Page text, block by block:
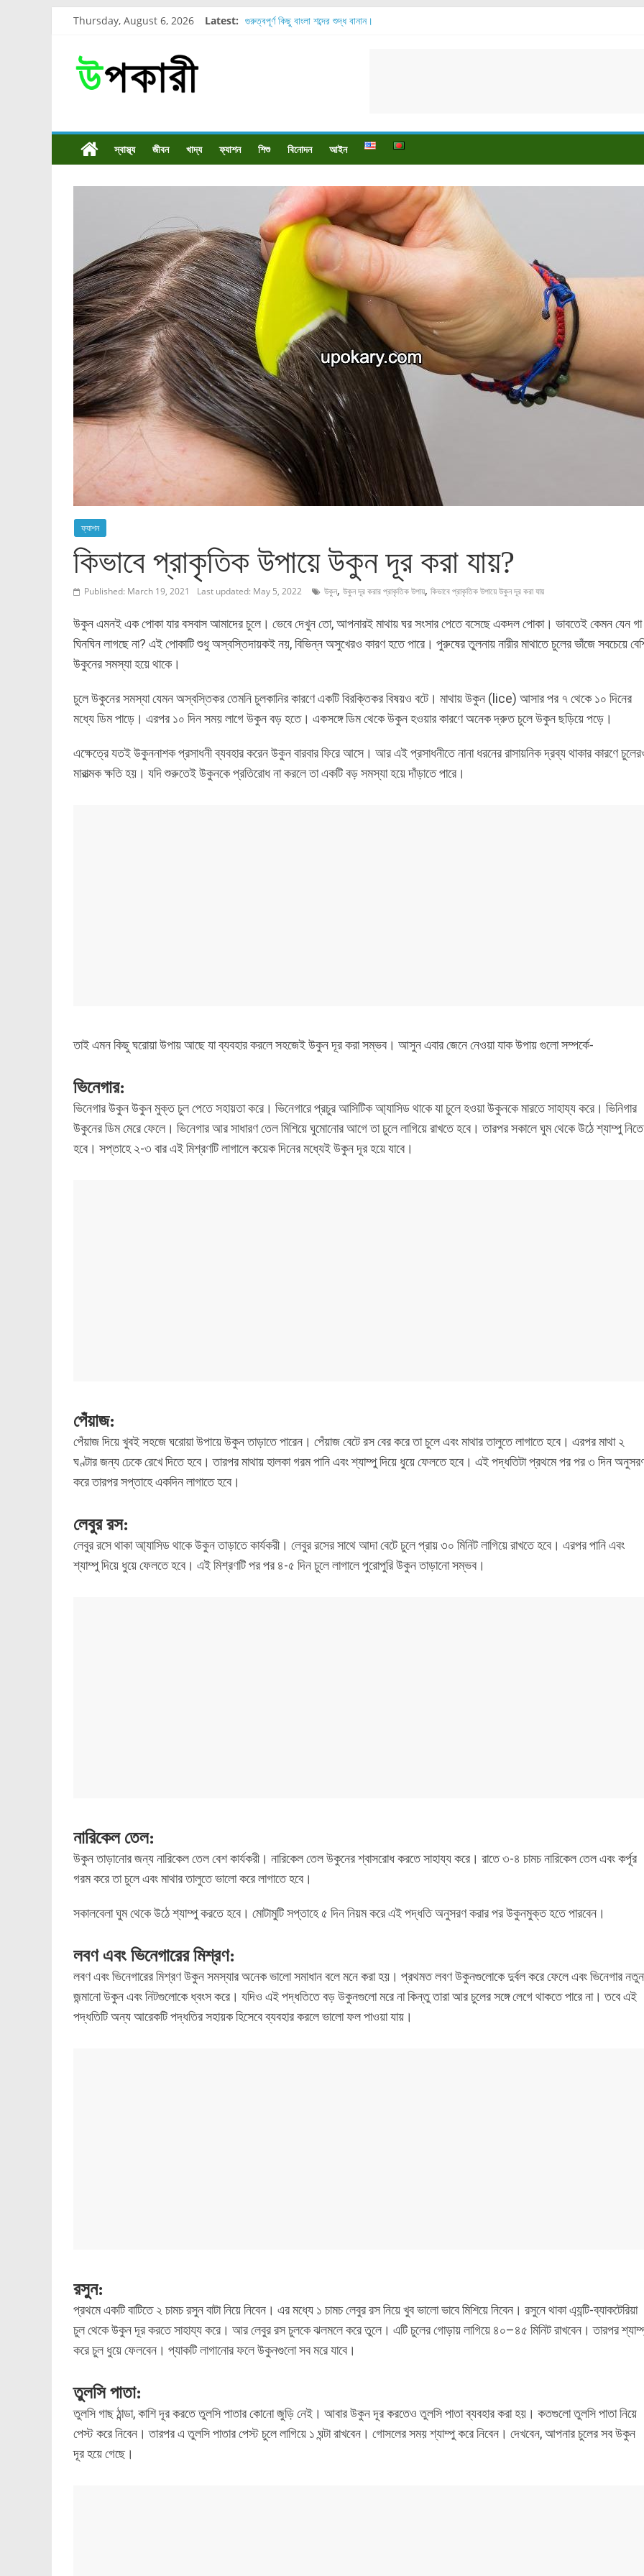
Thursday, August 6, 2026 Latest: গুরুত্বপূর্ণ কিছু বাংলা শব্দের শুদ্ধ বানান।
স্বাস্থ্য জীবন খাদ্য ফ্যাশন শিশু বিনোদন আইন
ফ্যাশন
কিভাবে প্রাকৃতিক উপায়ে উকুন দূর করা যায়?
Published: March 19, 2021 Last updated: May 5, 2022 উকুন, উকুন দূর করার প্রাকৃতিক উপায়, কিভাবে প্রাকৃতিক উপায়ে উকুন দূর করা যায়
উকুন এমনই এক পোকা যার বসবাস আমাদের চুলে। ভেবে দেখুন তো, আপনারই মাথায় ঘর সংসার পেতে বসেছে একদল পোকা। ভাবতেই কেমন যেন গা
ঘিনঘিন লাগছে না? এই পোকাটি শুধু অস্বস্তিদায়কই নয়, বিভিন্ন অসুখেরও কারণ হতে পারে। পুরুষের তুলনায় নারীর মাথাতে চুলের ভাঁজে সবচেয়ে
উকুনের সমস্যা হয়ে থাকে।
চুলে উকুনের সমস্যা যেমন অস্বস্তিকর তেমনি চুলকানির কারণে একটি বিরক্তিকর বিষয়ও বটে। মাথায় উকুন (lice) আসার পর ৭ থেকে ১০ দিনের
মধ্যে ডিম পাড়ে। এরপর ১০ দিন সময় লাগে উকুন বড় হতে। একসঙ্গে ডিম থেকে উকুন হওয়ার কারণে অনেক দ্রুত চুলে উকুন ছড়িয়ে পড়ে।
এক্ষেত্রে যতই উকুননাশক প্রসাধনী ব্যবহার করেন উকুন বারবার ফিরে আসে। আর এই প্রসাধনীতে নানা ধরনের রাসায়নিক দ্রব্য থাকার কারণে
মারাত্মক ক্ষতি হয়। যদি শুরুতেই উকুনকে প্রতিরোধ না করলে তা একটি বড় সমস্যা হয়ে দাঁড়াতে পারে।
তাই এমন কিছু ঘরোয়া উপায় আছে যা ব্যবহার করলে সহজেই উকুন দূর করা সম্ভব। আসুন এবার জেনে নেওয়া যাক উপায় গুলো সম্পর্কে-
ভিনেগার:
ভিনেগার উকুন উকুন মুক্ত চুল পেতে সহায়তা করে। ভিনেগারে প্রচুর আসিটিক আ্যাসিড থাকে যা চুলে হওয়া উকুনকে মারতে সাহায্য করে। ভিনিগার
উকুনের ডিম মেরে ফেলে। ভিনেগার আর সাধারণ তেল মিশিয়ে ঘুমোনোর আগে তা চুলে লাগিয়ে রাখতে হবে। তারপর সকালে ঘুম থেকে উঠে শ্যাম্পু নিতে
হবে। সপ্তাহে ২-৩ বার এই মিশ্রণটি লাগালে কয়েক দিনের মধ্যেই উকুন দূর হয়ে যাবে।
পেঁয়াজ:
পেঁয়াজ দিয়ে খুবই সহজে ঘরোয়া উপায়ে উকুন তাড়াতে পারেন। পেঁয়াজ বেটে রস বের করে তা চুলে এবং মাথার তালুতে লাগাতে হবে। এরপর মাথা ২
ঘণ্টার জন্য ঢেকে রেখে দিতে হবে। তারপর মাথায় হালকা গরম পানি এবং শ্যাম্পু দিয়ে ধুয়ে ফেলতে হবে। এই পদ্ধতিটা প্রথমে পর পর ৩ দিন
করে তারপর সপ্তাহে একদিন লাগাতে হবে।
লেবুর রস:
লেবুর রসে থাকা আ্যাসিড থাকে উকুন তাড়াতে কার্যকরী। লেবুর রসের সাথে আদা বেটে চুলে প্রায় ৩০ মিনিট লাগিয়ে রাখতে হবে। এরপর পানি এবং
শ্যাম্পু দিয়ে ধুয়ে ফেলতে হবে। এই মিশ্রণটি পর পর ৪-৫ দিন চুলে লাগালে পুরোপুরি উকুন তাড়ানো সম্ভব।
নারিকেল তেল:
উকুন তাড়ানোর জন্য নারিকেল তেল বেশ কার্যকরী। নারিকেল তেল উকুনের শ্বাসরোধ করতে সাহায্য করে। রাতে ৩-৪ চামচ নারিকেল তেল এবং কর্পূর
গরম করে তা চুলে এবং মাথার তালুতে ভালো করে লাগাতে হবে।
সকালবেলা ঘুম থেকে উঠে শ্যাম্পু করতে হবে। মোটামুটি সপ্তাহে ৫ দিন নিয়ম করে এই পদ্ধতি অনুসরণ করার পর উকুনমুক্ত হতে পারবেন।
লবণ এবং ভিনেগারের মিশ্রণ:
লবণ এবং ভিনেগারের মিশ্রণ উকুন সমস্যার অনেক ভালো সমাধান বলে মনে করা হয়। প্রথমত লবণ উকুনগুলোকে দুর্বল করে ফেলে এবং ভিনেগার নতুন
জন্মানো উকুন এবং নিটগুলোকে ধ্বংস করে। যদিও এই পদ্ধতিতে বড় উকুনগুলো মরে না কিন্তু তারা আর চুলের সঙ্গে লেগে থাকতে পারে না। তবে এই
পদ্ধতিটি অন্য আরেকটি পদ্ধতির সহায়ক হিসেবে ব্যবহার করলে ভালো ফল পাওয়া যায়।
রসুন:
প্রথমে একটি বাটিতে ২ চামচ রসুন বাটা নিয়ে নিবেন। এর মধ্যে ১ চামচ লেবুর রস নিয়ে খুব ভালো ভাবে মিশিয়ে নিবেন। রসুনে থাকা এ্যন্টি-ব্যাকটেরিয়া
চুল থেকে উকুন দূর করতে সাহায্য করে। আর লেবুর রস চুলকে ঝলমলে করে তুলে। এটি চুলের গোড়ায় লাগিয়ে ৪০–৪৫ মিনিট রাখবেন। তারপর
করে চুল ধুয়ে ফেলবেন। প্যাকটি লাগানোর ফলে উকুনগুলো সব মরে যাবে।
তুলসি পাতা:
তুলসি গাছ ঠান্ডা, কাশি দূর করতে তুলসি পাতার কোনো জুড়ি নেই। আবার উকুন দূর করতেও তুলসি পাতা ব্যবহার করা হয়। কতগুলো তুলসি পাতা নিয়ে
পেস্ট করে নিবেন। তারপর এ তুলসি পাতার পেস্ট চুলে লাগিয়ে ১ ঘন্টা রাখবেন। গোসলের সময় শ্যাম্পু করে নিবেন। দেখবেন, আপনার চুলের সব উকুন
দূর হয়ে গেছে।